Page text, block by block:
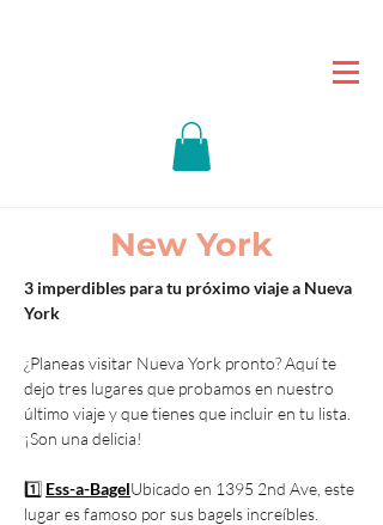
New York
3 imperdibles para tu próximo viaje a Nueva
York
¿Planeas visitar Nueva York pronto? Aquí te
dejo tres lugares que probamos en nuestro
último viaje y que tienes que incluir en tu lista.
¡Son una delicia!
1️⃣ Ess-a-BagelUbicado en 1395 2nd Ave, este
lugar es famoso por sus bagels increíbles.